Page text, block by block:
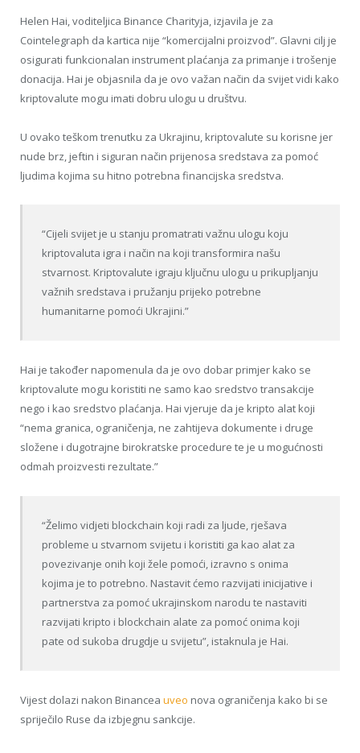
Helen Hai, voditeljica Binance Charityja, izjavila je za
Cointelegraph da kartica nije “komercijalni proizvod”. Glavni cilj je
osigurati funkcionalan instrument plaćanja za primanje i trošenje
donacija. Hai je objasnila da je ovo važan način da svijet vidi kako
kriptovalute mogu imati dobru ulogu u društvu.
U ovako teškom trenutku za Ukrajinu, kriptovalute su korisne jer
nude brz, jeftin i siguran način prijenosa sredstava za pomoć
ljudima kojima su hitno potrebna financijska sredstva.
“Cijeli svijet je u stanju promatrati važnu ulogu koju
kriptovaluta igra i način na koji transformira našu
stvarnost. Kriptovalute igraju ključnu ulogu u prikupljanju
važnih sredstava i pružanju prijeko potrebne
humanitarne pomoći Ukrajini.”
Hai je također napomenula da je ovo dobar primjer kako se
kriptovalute mogu koristiti ne samo kao sredstvo transakcije
nego i kao sredstvo plaćanja. Hai vjeruje da je kripto alat koji
“nema granica, ograničenja, ne zahtijeva dokumente i druge
složene i dugotrajne birokratske procedure te je u mogućnosti
odmah proizvesti rezultate.”
“Želimo vidjeti blockchain koji radi za ljude, rješava
probleme u stvarnom svijetu i koristiti ga kao alat za
povezivanje onih koji žele pomoći, izravno s onima
kojima je to potrebno. Nastavit ćemo razvijati inicijative i
partnerstva za pomoć ukrajinskom narodu te nastaviti
razvijati kripto i blockchain alate za pomoć onima koji
pate od sukoba drugdje u svijetu”, istaknula je Hai.
Vijest dolazi nakon Binancea uveo nova ograničenja kako bi se
spriječilo Ruse da izbjegnu sankcije.